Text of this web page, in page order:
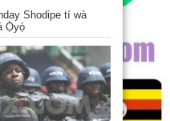
Shodipe tí wà
Ọ̀yọ́